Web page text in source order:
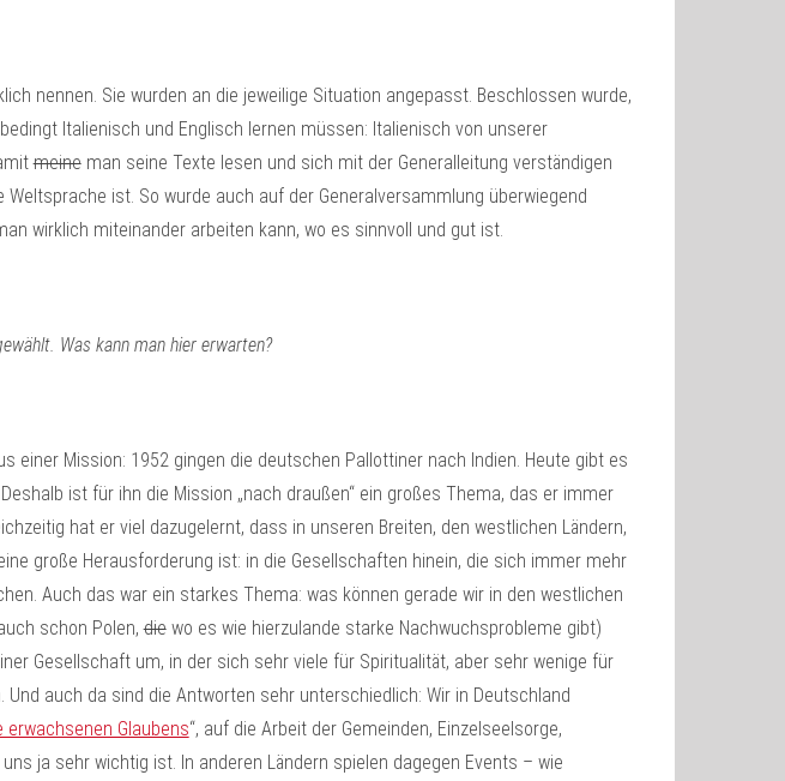
nennen. Sie wurden an die jeweilige Situation angepasst. Beschlossen wurde,
Italienisch und Englisch lernen müssen: Italienisch von unserer
meineman seine Texte lesen und sich mit der Generalleitung verständigen
Weltsprache ist. So wurde auch auf der Generalversammlung überwiegend
wirklich miteinander arbeiten kann, wo es sinnvoll und gut ist.
Was kann man hier erwarten?
einer Mission: 1952 gingen die deutschen Pallottiner nach Indien. Heute gibt es
ist für ihn die Mission „nach draußen“ ein großes Thema, das er immer
hat er viel dazugelernt, dass in unseren Breiten, den westlichen Ländern,
große Herausforderung ist: in die Gesellschaften hinein, die sich immer mehr
Auch das war ein starkes Thema: was können gerade wir in den westlichen
schon Polen,diewo es wie hierzulande starke Nachwuchsprobleme gibt)
Gesellschaft um, in der sich sehr viele für Spiritualität, aber sehr wenige für
Und auch da sind die Antworten sehr unterschiedlich: Wir in Deutschland
erwachsenen Glaubens“, auf die Arbeit der Gemeinden, Einzelseelsorge,
ja sehr wichtig ist. In anderen Ländern spielen dagegen Events – wie